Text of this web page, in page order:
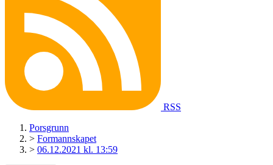
RSS
Porsgrunn
> Formannskapet
> 06.12.2021 kl. 13:59